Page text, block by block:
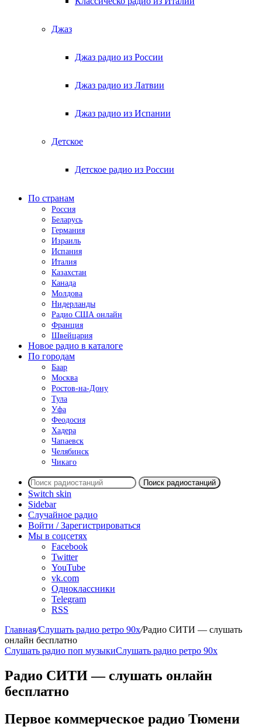
Джаз
Джаз радио из России
Джаз радио из Латвии
Джаз радио из Испании
Детское
Детское радио из России
По странам
Россия
Беларусь
Германия
Израиль
Испания
Италия
Казахстан
Канада
Молдова
Нидерланды
Радио США онлайн
Франция
Швейцария
Новое радио в каталоге
По городам
Баар
Москва
Ростов-на-Дону
Тула
Уфа
Феодосия
Хадера
Чапаевск
Челябинск
Чикаго
Поиск радиостанций
Switch skin
Sidebar
Случайное радио
Войти / Зарегистрироваться
Мы в соцсетях
Facebook
Twitter
YouTube
vk.com
Одноклассники
Telegram
RSS
Главная/Слушать радио ретро 90х/Радио СИТИ — слушать
онлайн бесплатно
Слушать радио поп музыкиСлушать радио ретро 90х
Радио СИТИ — слушать онлайн
бесплатно
Первое коммерческое радио Тюмени